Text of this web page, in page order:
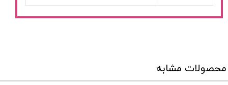
محصولات مشابه